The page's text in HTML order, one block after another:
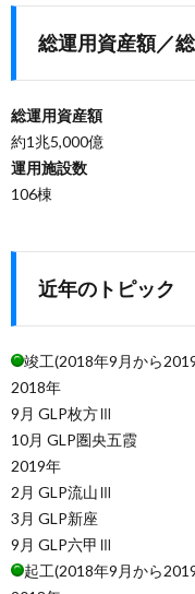
総運用資産額／
総運用資産額
約1兆5,000億
運用施設数
106棟
近年のトピック
竣工(2018年9月から
2018年
9月 GLP枚方Ⅲ
10月 GLP圏央五霞
2019年
2月 GLP流山Ⅲ
3月 GLP新座
9月 GLP六甲Ⅲ
起工(2018年9月から